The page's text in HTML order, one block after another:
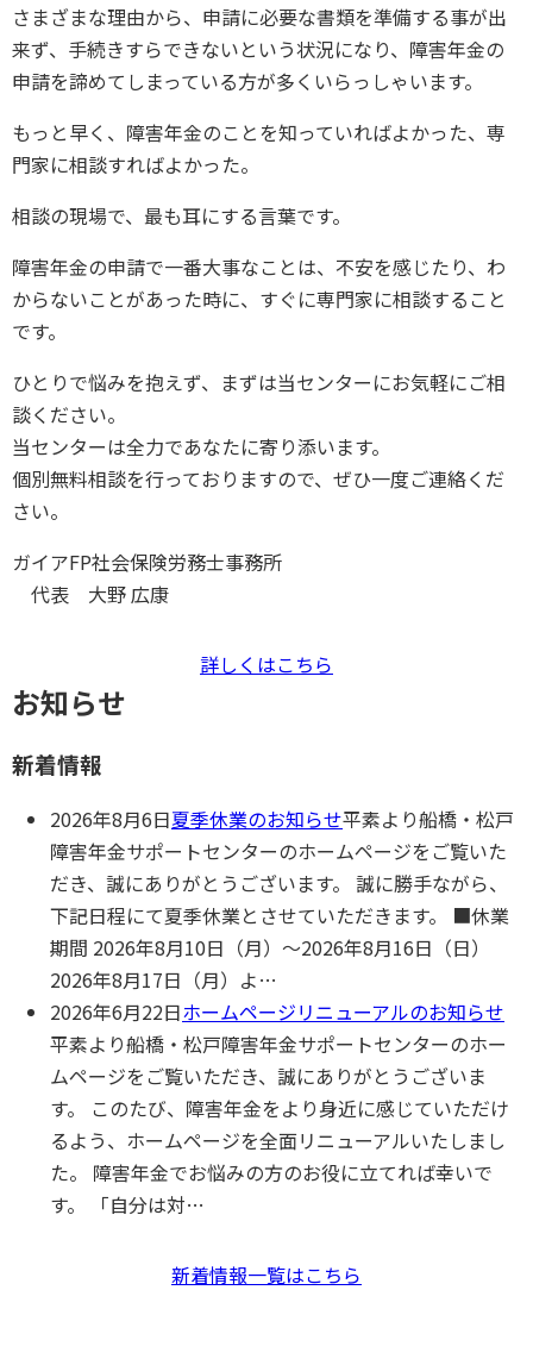
さまざまな理由から、申請に必要な書類を準備する事が出
来ず、手続きすらできないという状況になり、障害年金の
申請を諦めてしまっている方が多くいらっしゃいます。
もっと早く、障害年金のことを知っていればよかった、専
門家に相談すればよかった。
相談の現場で、最も耳にする言葉です。
障害年金の申請で一番大事なことは、不安を感じたり、わ
からないことがあった時に、すぐに専門家に相談すること
です。
ひとりで悩みを抱えず、まずは当センターにお気軽にご相
談ください。
当センターは全力であなたに寄り添います。
個別無料相談を行っておりますので、ぜひ一度ご連絡くだ
さい。
ガイアFP社会保険労務士事務所
代表 大野 広康
詳しくはこちら
お知らせ
新着情報
2026年8月6日夏季休業のお知らせ平素より船橋・松⼾
障害年⾦サポートセンターのホームページをご覧いた
だき、誠にありがとうございます。 誠に勝手ながら、
下記日程にて夏季休業とさせていただきます。 ■休業
期間 2026年8月10日（月）～2026年8月16日（日）
2026年8月17日（月）よ…
2026年6月22日ホームページリニューアルのお知らせ
平素より船橋・松⼾障害年⾦サポートセンターのホー
ムページをご覧いただき、誠にありがとうございま
す。 このたび、障害年⾦をより⾝近に感じていただけ
るよう、ホームページを全⾯リニューアルいたしまし
た。 障害年⾦でお悩みの⽅のお役に⽴てれば幸いで
す。 「⾃分は対…
新着情報一覧はこちら